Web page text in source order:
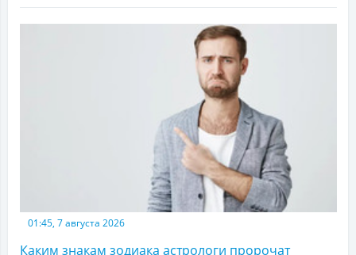
01:45, 7 августа 2026
Каким знакам зодиака астрологи пророчат